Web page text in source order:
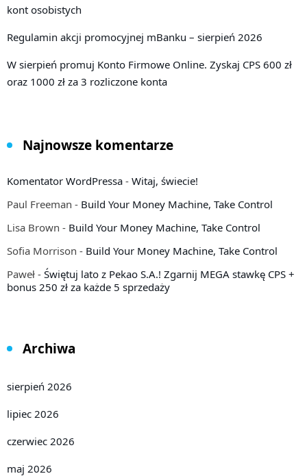
kont osobistych
Regulamin akcji promocyjnej mBanku – sierpień 2026
W sierpień promuj Konto Firmowe Online. Zyskaj CPS 600 zł
oraz 1000 zł za 3 rozliczone konta
Najnowsze komentarze
Komentator WordPressa - Witaj, świecie!
Paul Freeman - Build Your Money Machine, Take Control
Lisa Brown - Build Your Money Machine, Take Control
Sofia Morrison - Build Your Money Machine, Take Control
Paweł - Świętuj lato z Pekao S.A.! Zgarnij MEGA stawkę CPS +
bonus 250 zł za każde 5 sprzedaży
Archiwa
sierpień 2026
lipiec 2026
czerwiec 2026
maj 2026